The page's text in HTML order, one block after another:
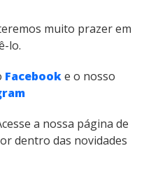
muito prazer em
lo.
Facebooke o nosso
a nossa página de
dentro das novidades